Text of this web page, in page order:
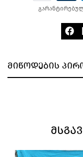
მიწოდების